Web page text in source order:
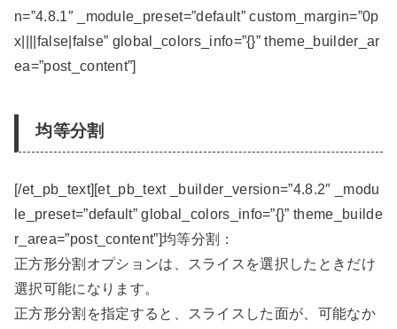
n=”4.8.1″ _module_preset=”default” custom_margin=”0p
x||||false|false” global_colors_info=”{}” theme_builder_ar
ea=”post_content”]
均等分割
[/et_pb_text][et_pb_text _builder_version=”4.8.2″ _modu
le_preset=”default” global_colors_info=”{}” theme_builde
r_area=”post_content”]均等分割：
正方形分割オプションは、スライスを選択したときだけ
選択可能になります。
正方形分割を指定すると、スライスした面が、可能なか